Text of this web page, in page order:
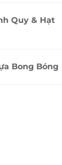
Quy & Hạt
Bong Bóng